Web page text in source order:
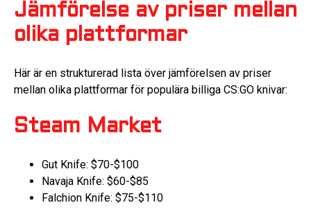
Jämförelse av priser mellan
olika plattformar
Här är en strukturerad lista över jämförelsen av priser
mellan olika plattformar för populära billiga CS:GO knivar:
Steam Market
Gut Knife: $70-$100
Navaja Knife: $60-$85
Falchion Knife: $75-$110